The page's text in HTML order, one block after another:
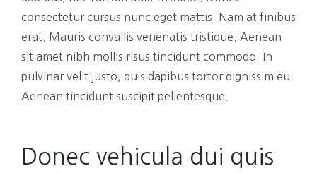
consectetur cursus nunc eget mattis. Nam at finibus
erat. Mauris convallis venenatis tristique. Aenean
sit amet nibh mollis risus tincidunt commodo. In
pulvinar velit justo, quis dapibus tortor dignissim eu.
Aenean tincidunt suscipit pellentesque.
Donec vehicula dui quis